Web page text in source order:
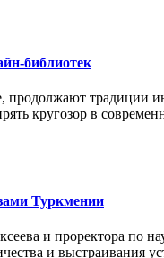
библиотек
традиции
кругозор в
Туркмении
и проректора по
и выстраивания